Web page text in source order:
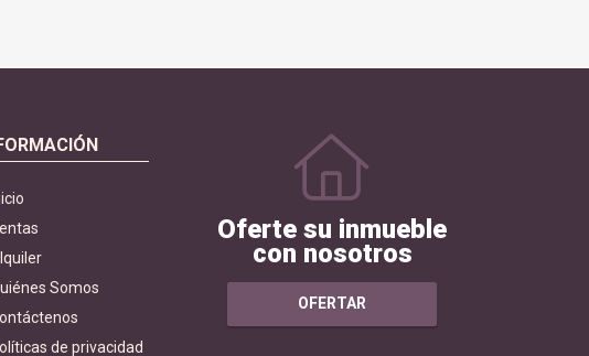
Somos
de privacidad
Oferte su inmueble
con nosotros
OFERTAR